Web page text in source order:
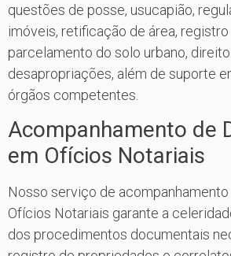
questões de posse, usucapião,
imóveis, retificação de área,
parcelamento do solo urbano,
desapropriações, além de suporte
órgãos competentes.
Acompanhamento de
em Ofícios Notariais
Nosso serviço de
Ofícios Notariais garante a
dos procedimentos documentais